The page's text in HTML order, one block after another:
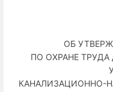
ОБ
ПО ОХРАНЕ
КАНАЛИЗАЦИОННО-